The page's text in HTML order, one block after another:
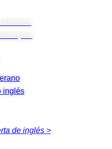
inglés
de inglés >